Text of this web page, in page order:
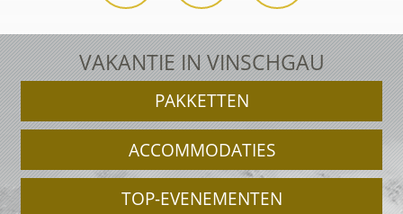
VAKANTIE IN VINSCHGAU
PAKKETTEN
ACCOMMODATIES
TOP-EVENEMENTEN